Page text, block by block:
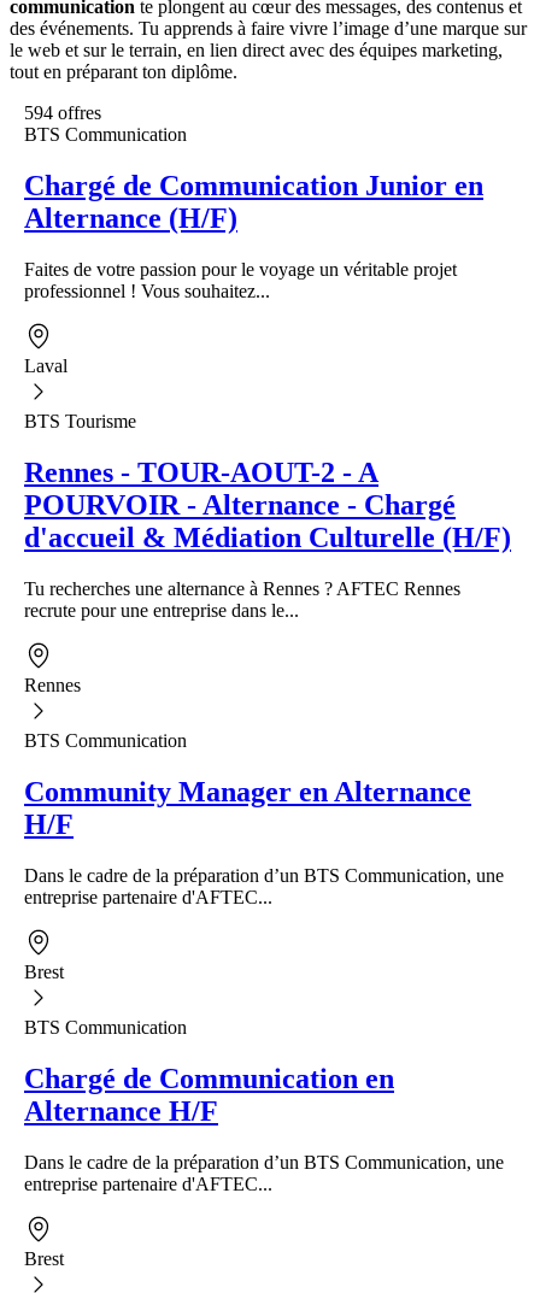
communication te plongent au cœur des messages, des contenus et
des événements. Tu apprends à faire vivre l’image d’une marque sur
le web et sur le terrain, en lien direct avec des équipes marketing,
tout en préparant ton diplôme.
594 offres
BTS Communication
Chargé de Communication Junior en
Alternance (H/F)
Faites de votre passion pour le voyage un véritable projet
professionnel ! Vous souhaitez...
Laval
BTS Tourisme
Rennes - TOUR-AOUT-2 - A
POURVOIR - Alternance - Chargé
d'accueil & Médiation Culturelle (H/F)
Tu recherches une alternance à Rennes ? AFTEC Rennes
recrute pour une entreprise dans le...
Rennes
BTS Communication
Community Manager en Alternance
H/F
Dans le cadre de la préparation d’un BTS Communication, une
entreprise partenaire d'AFTEC...
Brest
BTS Communication
Chargé de Communication en
Alternance H/F
Dans le cadre de la préparation d’un BTS Communication, une
entreprise partenaire d'AFTEC...
Brest